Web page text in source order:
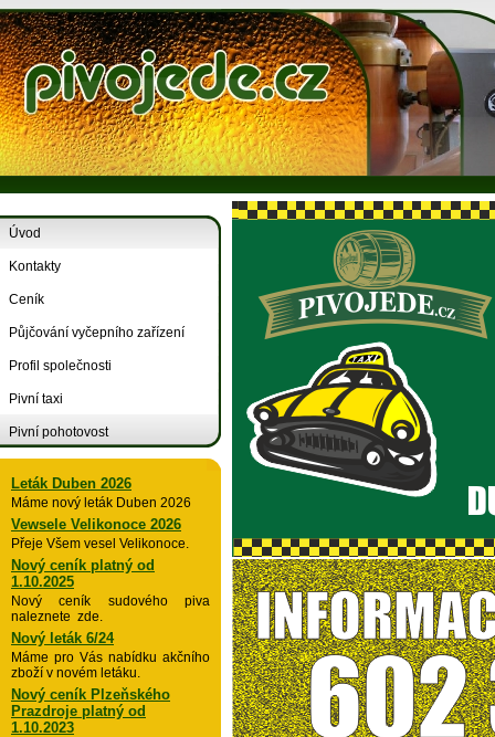
Úvod
Kontakty
Ceník
Půjčování vyčepního zařízení
Profil společnosti
Pivní taxi
Pivní pohotovost
Leták Duben 2026
Máme nový leták Duben 2026
Vewsele Velikonoce 2026
Přeje Všem vesel Velikonoce.
Nový ceník platný od
1.10.2025
Nový ceník sudového piva
naleznete zde.
Nový leták 6/24
Máme pro Vás nabídku akčního
zboží v novém letáku.
Nový ceník Plzeňského
Prazdroje platný od
1.10.2023